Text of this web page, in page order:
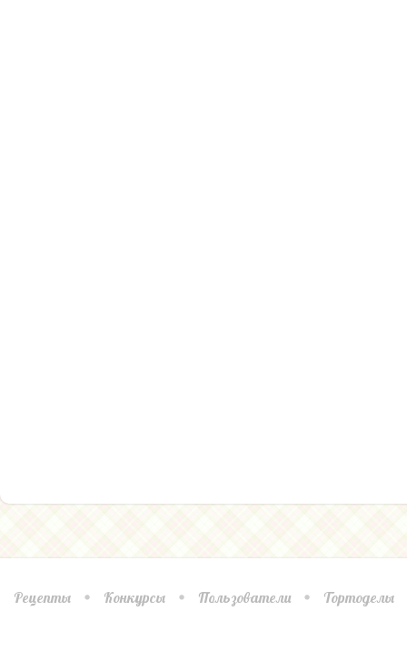
Рецепты Конкурсы Пользователи Тортоделы